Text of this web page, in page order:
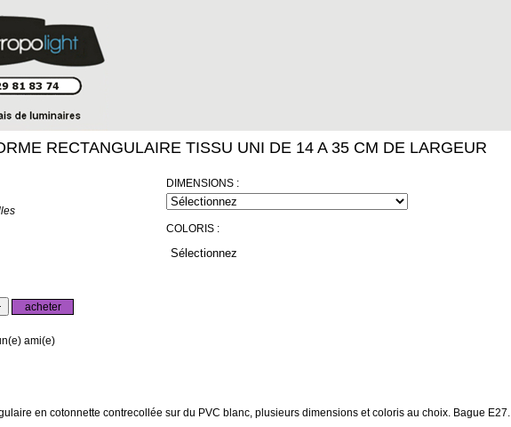
RECTANGULAIRE TISSU UNI DE 14 A 35 CM DE LARGEUR
DIMENSIONS :
COLORIS :
ami(e)
en cotonnette contrecollée sur du PVC blanc, plusieurs dimensions et coloris au choix. Bague E27.